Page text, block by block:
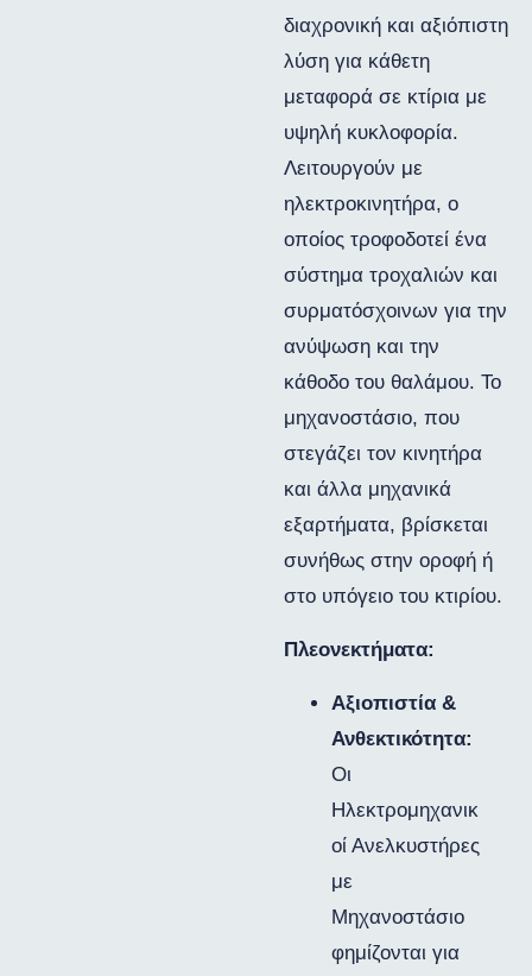
διαχρονική και αξιόπιστη
λύση για κάθετη
μεταφορά σε κτίρια με
υψηλή κυκλοφορία.
Λειτουργούν με
ηλεκτροκινητήρα, ο
οποίος τροφοδοτεί ένα
σύστημα τροχαλιών και
συρματόσχοινων για την
ανύψωση και την
κάθοδο του θαλάμου. Το
μηχανοστάσιο, που
στεγάζει τον κινητήρα
και άλλα μηχανικά
εξαρτήματα, βρίσκεται
συνήθως στην οροφή ή
στο υπόγειο του κτιρίου.
Πλεονεκτήματα:
Αξιοπιστία &
Ανθεκτικότητα:
Οι
Ηλεκτρομηχανικ
οί Ανελκυστήρες
με
Μηχανοστάσιο
φημίζονται για